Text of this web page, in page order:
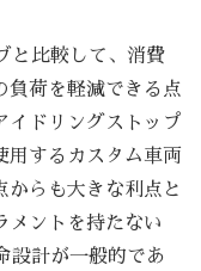
と比較して、消費
負荷を軽減できる点
イドリングストップ
用するカスタム車両
からも大きな利点と
メントを持たない
設計が一般的であ